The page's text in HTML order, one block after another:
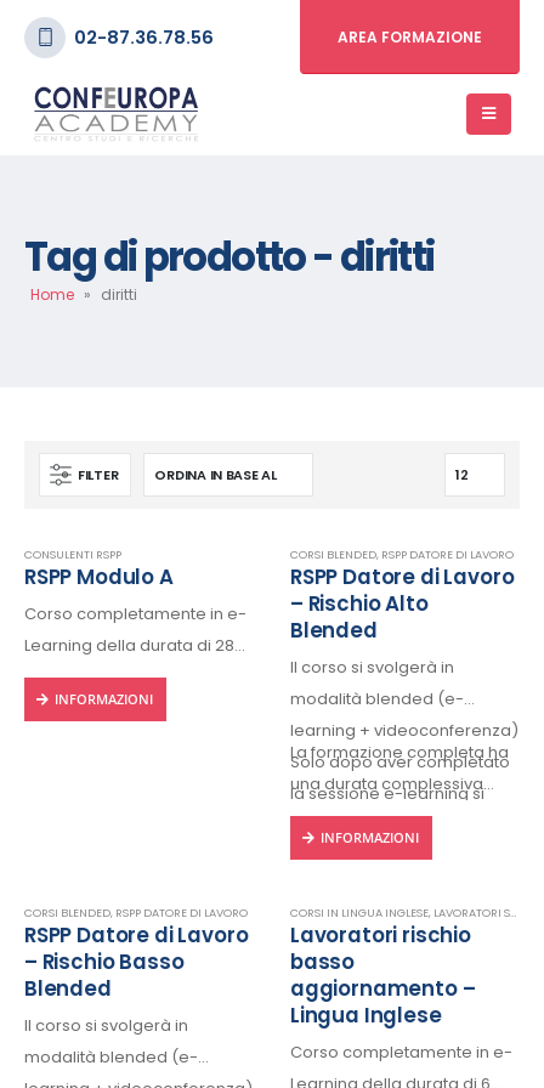
02-87.36.78.56 AREA FORMAZIONE
Tag di prodotto - diritti
Home » diritti
FILTER
CONSULENTI RSPP
RSPP Modulo A
Corso completamente in e-
Learning della durata di 28
ore, fruibile 24/24h da ogni
dispositivo connesso a
INFORMAZIONI
CORSI BLENDED, RSPP DATORE DI LAVORO
RSPP Datore di Lavoro
– Rischio Alto
Blended
Il corso si svolgerà in
modalità blended (e-
learning + videoconferenza)
Solo dopo aver completato
la sessione e-learning si
videoconferenza.
La formazione completa ha
una durata complessiva…
INFORMAZIONI
CORSI BLENDED, RSPP DATORE DI LAVORO
RSPP Datore di Lavoro
– Rischio Basso
Blended
Il corso si svolgerà in
modalità blended (e-
CORSI IN LINGUA INGLESE, LAVORATORI STRANIERI
Lavoratori rischio
basso
aggiornamento –
Lingua Inglese
Corso completamente in e-